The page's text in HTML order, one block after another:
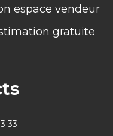
espace vendeur
gratuite
33